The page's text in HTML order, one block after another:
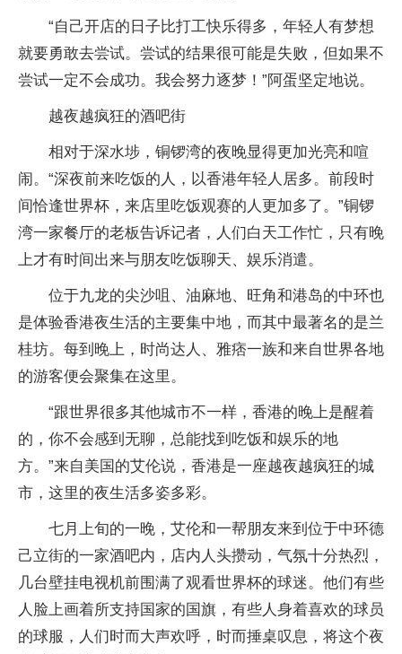
“自己开店的日子比打工快乐得多，年轻人有梦想
就要勇敢去尝试。尝试的结果很可能是失败，但如果不
尝试一定不会成功。我会努力逐梦！”阿蛋坚定地说。
越夜越疯狂的酒吧街
相对于深水埗，铜锣湾的夜晚显得更加光亮和喧
闹。“深夜前来吃饭的人，以香港年轻人居多。前段时
间恰逢世界杯，来店里吃饭观赛的人更加多了。”铜锣
湾一家餐厅的老板告诉记者，人们白天工作忙，只有晚
上才有时间出来与朋友吃饭聊天、娱乐消遣。
位于九龙的尖沙咀、油麻地、旺角和港岛的中环也
是体验香港夜生活的主要集中地，而其中最著名的是兰
桂坊。每到晚上，时尚达人、雅痞一族和来自世界各地
的游客便会聚集在这里。
“跟世界很多其他城市不一样，香港的晚上是醒着
的，你不会感到无聊，总能找到吃饭和娱乐的地
方。”来自美国的艾伦说，香港是一座越夜越疯狂的城
市，这里的夜生活多姿多彩。
七月上旬的一晚，艾伦和一帮朋友来到位于中环德
己立街的一家酒吧内，店内人头攒动，气氛十分热烈，
几台壁挂电视机前围满了观看世界杯的球迷。他们有些
人脸上画着所支持国家的国旗，有些人身着喜欢的球员
的球服，人们时而大声欢呼，时而捶桌叹息，将这个夜